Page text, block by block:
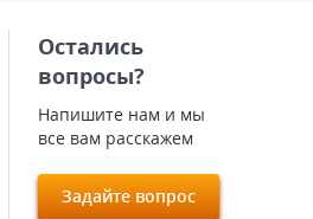
Остались
вопросы?
Напишите нам и мы
все вам расскажем
Задайте вопрос